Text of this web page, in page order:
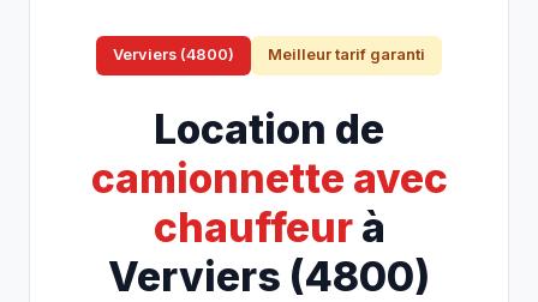
Verviers (4800) Meilleur tarif garanti
Location de
camionnette avec
chauffeurà
Verviers (4800)